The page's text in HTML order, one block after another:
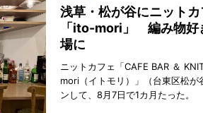
浅草・松が谷にニットカ
「ito-mori」 編み物好
場に
ニットカフェ「CAFE BAR ＆
mori（イトモリ）」（台東区松が
ンして、8月7日で1カ月たった。